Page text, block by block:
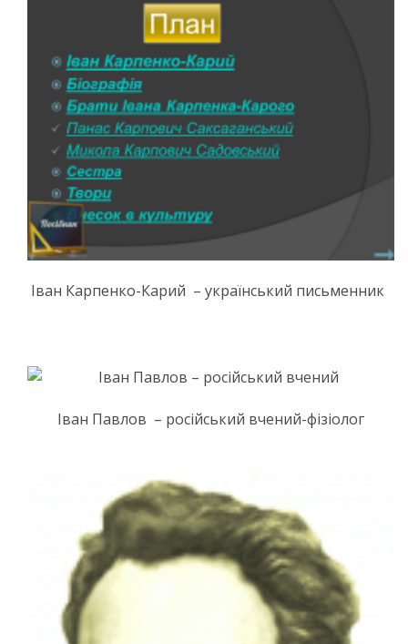
Іван Карпенко-Карий – український письменник
Іван Павлов – російський вчений-фізіолог